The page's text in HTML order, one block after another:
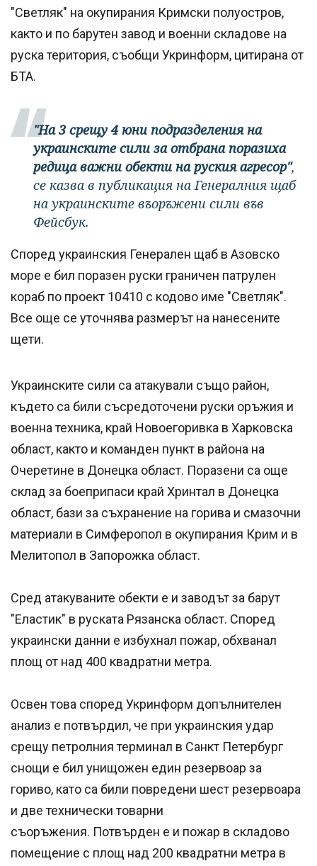
"Светляк" на окупирания Кримски полуостров,
както и по барутен завод и военни складове на
руска територия, съобщи Укринформ, цитирана от
БТА.
"На 3 срещу 4 юни подразделения на
украинските сили за отбрана поразиха
редица важни обекти на руския агресор",
се казва в публикация на Генералния щаб
на украинските въоръжени сили във
Фейсбук.
Според украинския Генерален щаб в Азовско
море е бил поразен руски граничен патрулен
кораб по проект 10410 с кодово име "Светляк".
Все още се уточнява размерът на нанесените
щети.
Украинските сили са атакували също район,
където са били съсредоточени руски оръжия и
военна техника, край Новоегоривка в Харковска
област, както и команден пункт в района на
Очеретине в Донецка област. Поразени са още
склад за боеприпаси край Хринтал в Донецка
област, бази за съхранение на горива и смазочни
материали в Симферопол в окупирания Крим и в
Мелитопол в Запорожка област.
Сред атакуваните обекти е и заводът за барут
"Еластик" в руската Рязанска област. Според
украински данни е избухнал пожар, обхванал
площ от над 400 квадратни метра.
Освен това според Укринформ допълнителен
анализ е потвърдил, че при украинския удар
срещу петролния терминал в Санкт Петербург
снощи е бил унищожен един резервоар за
гориво, като са били повредени шест резервоара
и две технически товарни
съоръжения. Потвърден е и пожар в складово
помещение с площ над 200 квадратни метра в